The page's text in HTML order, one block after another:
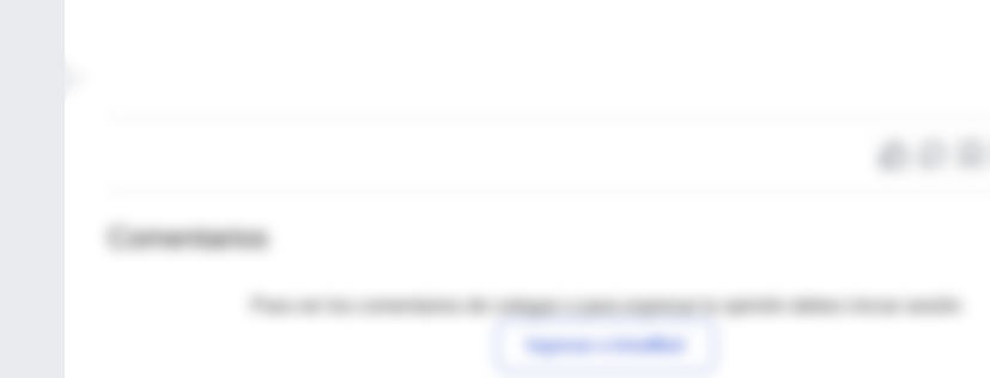
Comentarios
Para ver los comentarios de colegas o para expresar tu opinión debes iniciar sesión
Ingresar a IntraMed